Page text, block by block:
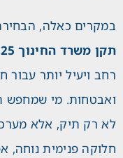
במקרים כאלה,
תקן משרד החינוך 2025 טקטי
רחב ויעיל יותר עבור
ואבטחות. מי שמחפש
לא רק תיק, אלא
חלוקה פנימית נוחה,